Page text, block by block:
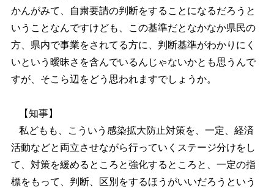
かんがみて、自粛要請の判断をすることになるだろうと
いうことなんですけども、この基準だとなかなか県民の
方、県内で事業をされてる方に、判断基準がわかりにく
いという曖昧さを含んでいるんじゃないかとも思うんで
すが、そこら辺をどう思われますでしょうか。
【知事】
私どもも、こういう感染拡大防止対策を、一定、経済
活動などと両立させながら行っていくステージ分けをし
て、対策を緩めるところと強化するところと、一定の指
標をもって、判断、区別をするほうがいいだろうという